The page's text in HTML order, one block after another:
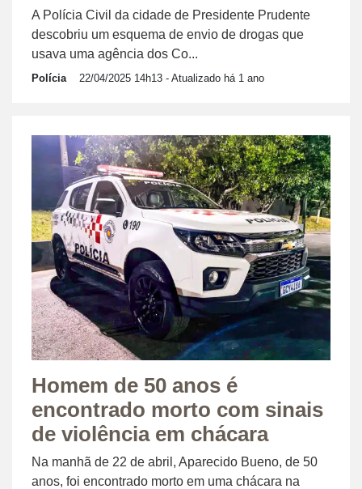
A Polícia Civil da cidade de Presidente Prudente
descobriu um esquema de envio de drogas que
usava uma agência dos Co...
Polícia 22/04/2025 14h13 - Atualizado há 1 ano
Homem de 50 anos é
encontrado morto com sinais
de violência em chácara
Na manhã de 22 de abril, Aparecido Bueno, de 50
anos, foi encontrado morto em uma chácara na